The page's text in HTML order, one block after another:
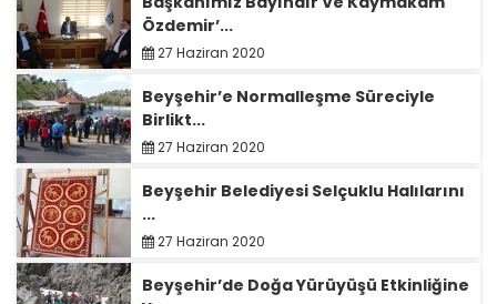
Özdemir’...
27 Haziran 2020
Beyşehir’e Normalleşme Süreciyle
Birlikt...
27 Haziran 2020
Beyşehir Belediyesi Selçuklu Halılarını
...
27 Haziran 2020
Beyşehir’de Doğa Yürüyüşü Etkinliğine